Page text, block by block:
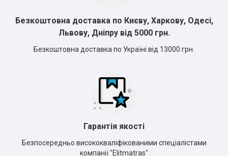
Безкоштовна доставка по Києву, Харкову, Одесі,
Львову, Дніпру від 5000 грн.
Безкоштовна доставка по Україні від 13000 грн.
Гарантія якості
Безпосередньо висококваліфікованими спеціалістами
компанії "Elitmatras"